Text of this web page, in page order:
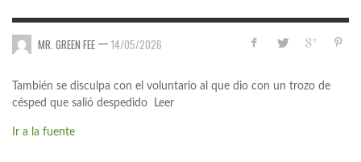
MR. GREEN FEE — 14/05/2026
También se disculpa con el voluntario al que dio con un trozo de
césped que salió despedido Leer
Ir a la fuente